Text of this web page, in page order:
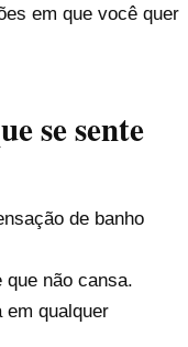
em que você quer
se sente
de banho
não cansa.
em qualquer